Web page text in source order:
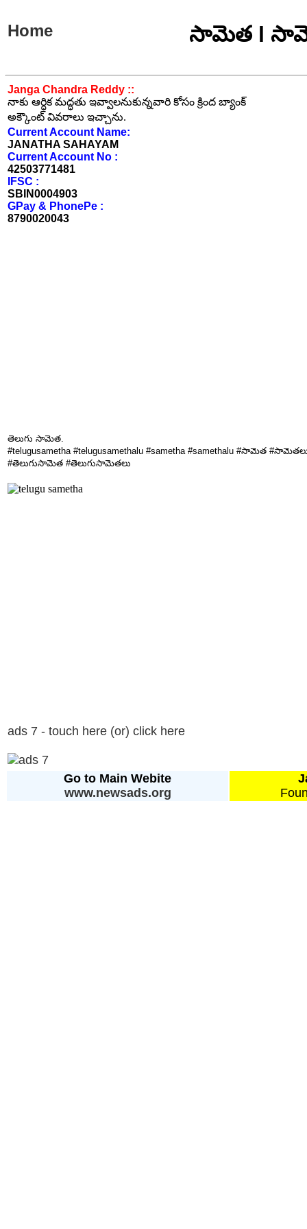
Home సామెత l
Janga Chandra Reddy ::
నాకు ఆర్ధిక మద్ధతు ఇవ్వాలనుకున్నవారి కోసం క్రింద బ్యాంక్
అక్కౌంట్ వివరాలు ఇచ్చాను.
Current Account Name:
JANATHA SAHAYAM
Current Account No :
42503771481
IFSC :
SBIN0004903
GPay & PhonePe :
8790020043
తెలుగు సామెత.
#telugusametha #telugusamethalu #sametha #samethalu #సామెత
#తెలుగుసామెత #తెలుగుసామెతలు
ads 7 - touch here (or) click here
Go to Main Webite
www.newsads.org